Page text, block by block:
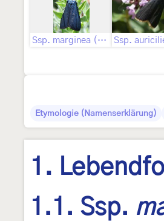
Ssp. marginea ([Denis & Schiffermüller], 1775)
Etymologie (Namenserklärung)
1.
1.1. Ssp.